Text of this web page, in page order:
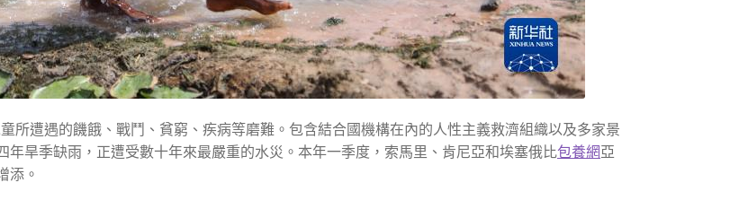
所遭遇的饑餓、戰鬥、貧窮、疾病等磨難。包含結合國機構在內的人性主義救濟組織以及多家景
年旱季缺雨，正遭受數十年來最嚴重的水災。本年一季度，索馬里、肯尼亞和埃塞俄比包養網亞
添。